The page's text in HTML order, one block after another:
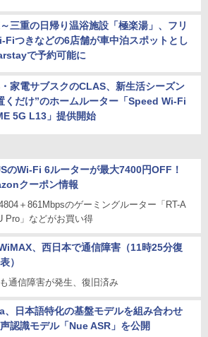
三重の日帰り温浴施設「極楽湯」、フリ
Fiつきなどの6店舗が車中泊スポットとし
で予約可能に
家電サブスクのCLAS、新生活シーズン
くだけ”のホームルーター「Speed Wi-Fi
5G L13」提供開始
のWi-Fi 6ルーターが最大7400円OFF！
クーポン情報
＋861Mbpsのゲーミングルーター「RT-A
Pro」などがお買い得
、西日本で通信障害（11時25分復
）
通信障害が発生、復旧済み
、日本語特化の基盤モデルを組み合わせ
認識モデル「Nue ASR」を公開